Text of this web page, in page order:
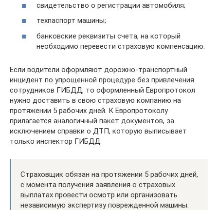
свидетельство о регистрации автомобиля;
техпаспорт машины;
банковские реквизиты счета, на который
необходимо перевести страховую компенсацию.
Если водители оформляют дорожно-транспортный
инцидент по упрощенной процедуре без привлечения
сотрудников ГИБДД, то оформленный Европротокол
нужно доставить в свою страховую компанию на
протяжении 5 рабочих дней. К Европротоколу
прилагается аналогичный пакет документов, за
исключением справки о ДТП, которую выписывает
только инспектор ГИБДД.
Страховщик обязан на протяжении 5 рабочих дней,
с момента получения заявления о страховых
выплатах провести осмотр или организовать
независимую экспертизу поврежденной машины.